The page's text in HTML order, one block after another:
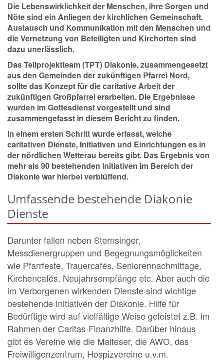
Die Lebenswirklichkeit der Menschen, ihre Sorgen und
Nöte sind ein Anliegen der kirchlichen Gemeinschaft.
Austausch und Kommunikation mit den Menschen und
die Vernetzung von Beteiligten und Kirchorten sind
dazu unerlässlich.
Das Teilprojektteam (TPT) Diakonie, zusammengesetzt
aus den Gemeinden der zukünftigen Pfarrei Nord,
sollte das Konzept für die caritative Arbeit der
zukünftigen Großpfarrei erarbeiten. Die Ergebnisse
wurden im Gottesdienst vorgestellt und sind
zusammengefasst in diesem Bericht zu finden.
In einem ersten Schritt wurde erfasst, welche
caritativen Dienste, Initiativen und Einrichtungen es in
der nördlichen Wetterau bereits gibt. Das Ergebnis von
mehr als 90 bestehenden Initiativen im Bereich der
Diakonie war hierbei verblüffend.
Umfassende bestehende Diakonie
Dienste
Darunter fallen neben Sternsinger,
Messdienergruppen und Begegnungsmöglickeiten
wie Pfarrfeste, Trauercafés, Seniorennachmittage,
Kirchencafés, Neujahrsempfänge etc. Aber auch die
im Verborgenen wirkenden Dienste sind wichtige
bestehende Initiativen der Diakonie. Hilfe für
Bedürftige wird auf vielfältige Weise geleistet z.B. im
Rahmen der Caritas-Finanzhilfe. Darüber hinaus
gibt es Vereine wie die Malteser, die AWO, das
Freiwilligenzentrum, Hospizvereine u.v.m.